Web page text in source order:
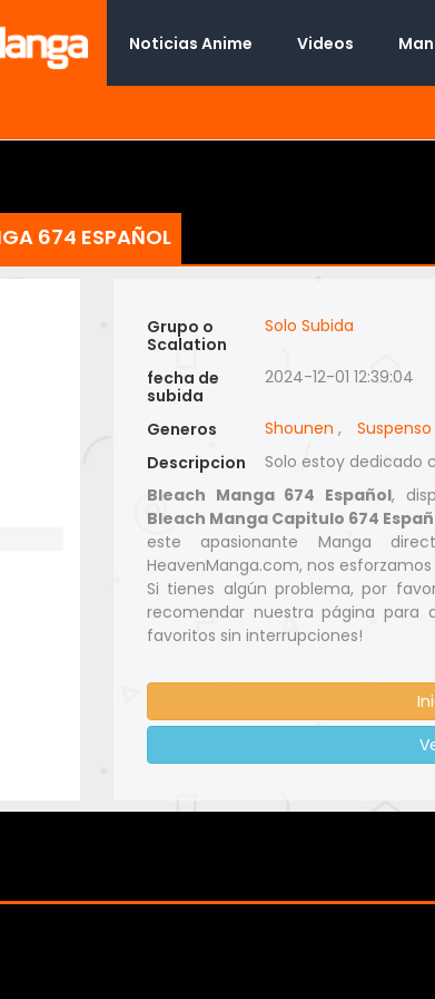
Noticias Anime Videos
674 ESPAÑOL
Grupo o
Scalation
Solo Subida
fecha de
subida
2024-12-01 12:39:04
Generos Shounen , Suspenso
Descripcion
Solo estoy dedicado
Bleach Manga 674 Español,
Bleach Manga Capitulo 674
este apasionante Manga
HeavenManga.com, nos
Si tienes algún problema, por
recomendar nuestra página para
favoritos sin interrupciones!